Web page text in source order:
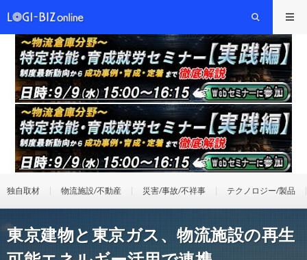
独自取材 物流施設/不動産 災害/事故/不祥事 テクノロジー/製品
東京建物と東京ガス、物流施設の再生